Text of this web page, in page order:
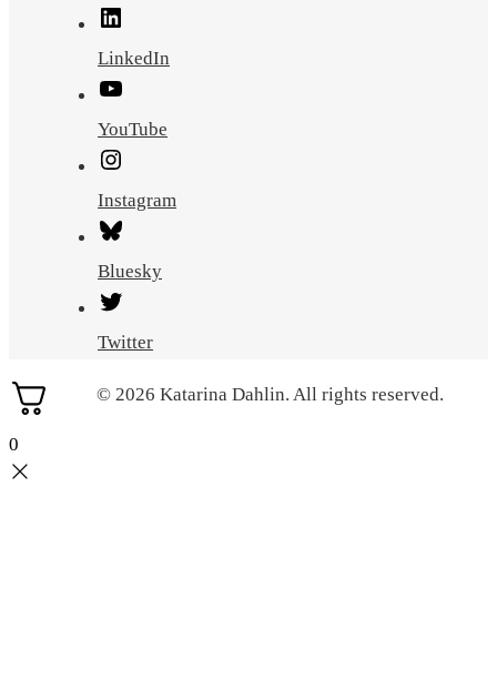
LinkedIn
YouTube
Instagram
Bluesky
Twitter
© 2026 Katarina Dahlin. All rights reserved.
0